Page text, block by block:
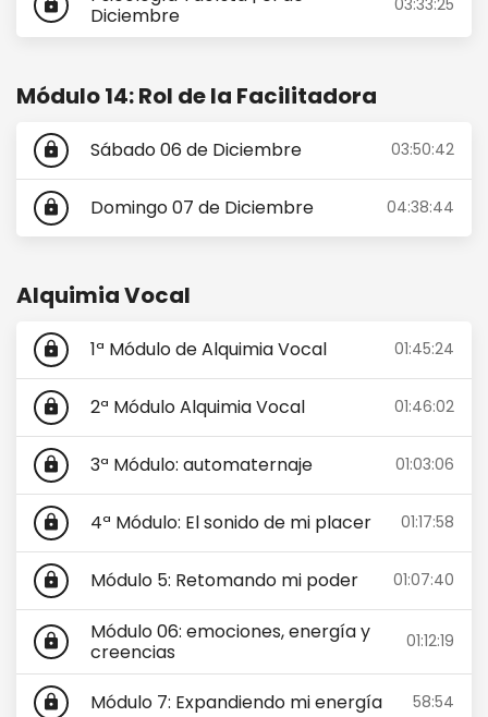
lock
Diciembre
03:33:25
Módulo 14: Rol de la Facilitadora
lock Sábado 06 de Diciembre 03:50:42
lock Domingo 07 de Diciembre 04:38:44
Alquimia Vocal
lock 1ª Módulo de Alquimia Vocal 01:45:24
lock 2ª Módulo Alquimia Vocal 01:46:02
lock 3ª Módulo: automaternaje 01:03:06
lock 4ª Módulo: El sonido de mi placer 01:17:58
lock Módulo 5: Retomando mi poder 01:07:40
lock
Módulo 06: emociones, energía y
creencias
01:12:19
lock Módulo 7: Expandiendo mi energía 58:54